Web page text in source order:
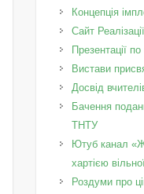
Концепція
Сайт
Презентації
Вистави
Досвід
Бачення
ТНТУ
Ютуб канал
хартією
Роздуми про